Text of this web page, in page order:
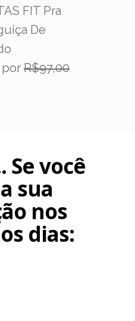
FIT Pra
De
por R$97,00
Se você
sua
nos
dias: